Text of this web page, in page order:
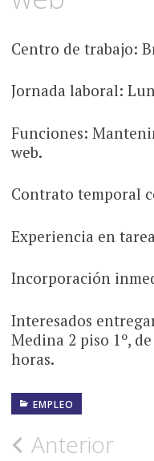
Centro de trabajo:
Jornada laboral:
Funciones:
web.
Contrato temporal
Experiencia en
Incorporación
Interesados
Medina 2 piso 1º,
horas.
EMPLEO
Navegación
Anterior